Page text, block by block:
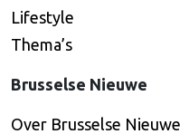
Lifestyle
Thema’s
Brusselse Nieuwe
Over Brusselse Nieuwe